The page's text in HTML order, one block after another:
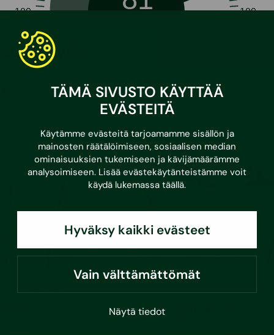
TÄMÄ SIVUSTO KÄYTTÄÄ
EVÄSTEITÄ
Käytämme evästeitä tarjoamamme sisällön ja
mainosten räätälöimiseen, sosiaalisen median
ominaisuuksien tukemiseen ja kävijämäärämme
analysoimiseen. Lisää evästekäytänteistämme voit
käydä lukemassa täällä.
Hyväksy kaikki evästeet
Vain välttämättömät
Näytä tiedot
100
-100
Lue myös
21.5.2026
SBTi – työkalu yrityksesi ilmastotyöhön